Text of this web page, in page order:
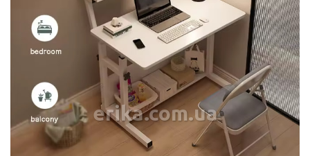
erika.com.ua